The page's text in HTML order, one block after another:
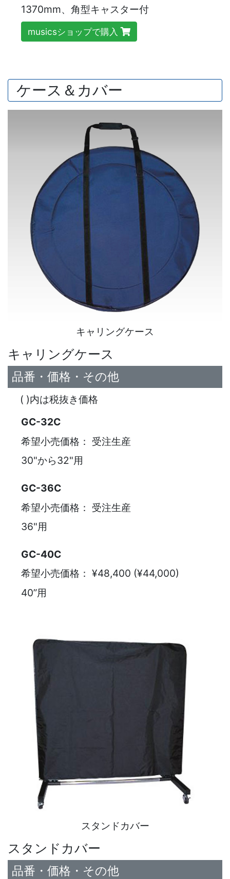
1370mm、角型キャスター付
musicsショップで購入
ケース＆カバー
キャリングケース
キャリングケース
品番・価格・その他
( )内は税抜き価格
GC-32C
希望小売価格： 受注生産
30"から32"用
GC-36C
希望小売価格： 受注生産
36"用
GC-40C
希望小売価格： ¥48,400 (¥44,000)
40”用
スタンドカバー
スタンドカバー
品番・価格・その他